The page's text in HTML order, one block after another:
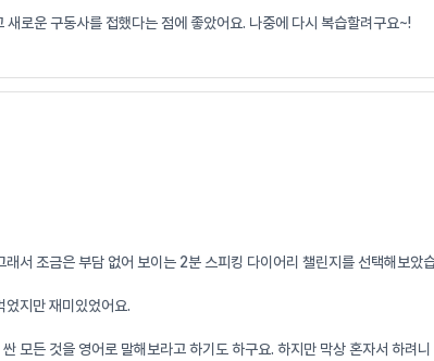
로운 구동사를 접했다는 점에 좋았어요. 나중에 다시 복습할려구요~!
서 조금은 부담 없어 보이는 2분 스피킹 다이어리 챌린지를 선택해보았
었지만 재미있었어요.
모든 것을 영어로 말해보라고 하기도 하구요. 하지만 막상 혼자서 하려